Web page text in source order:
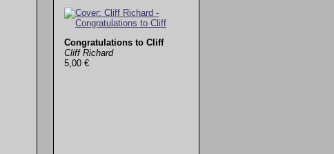
Congratulations to Cliff
Cliff Richard
5,00 €